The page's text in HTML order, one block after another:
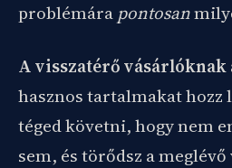
problémára pontosan
A visszatérő
hasznos tartalmakat
téged követni, hogy nem
sem, és törődsz a